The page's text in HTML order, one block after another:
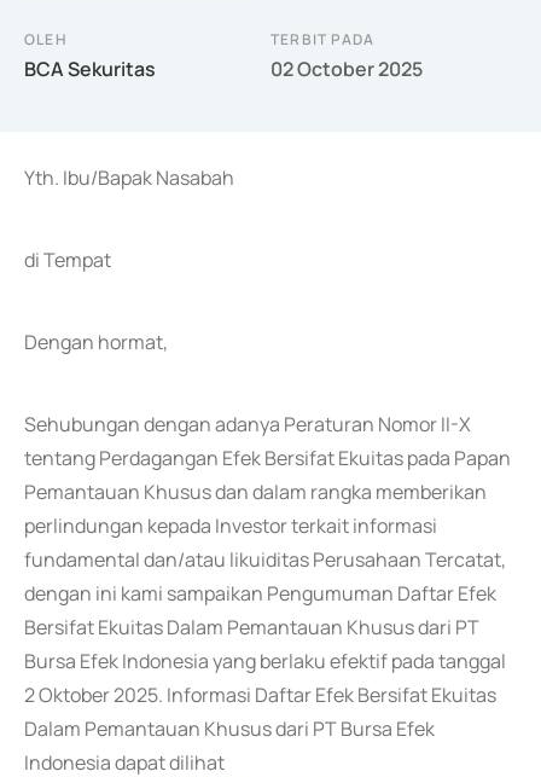
OLEH
BCA Sekuritas
TERBIT PADA
02 October 2025
Yth. Ibu/Bapak Nasabah
di Tempat
Dengan hormat,
Sehubungan dengan adanya Peraturan Nomor II-X
tentang Perdagangan Efek Bersifat Ekuitas pada Papan
Pemantauan Khusus dan dalam rangka memberikan
perlindungan kepada Investor terkait informasi
fundamental dan/atau likuiditas Perusahaan Tercatat,
dengan ini kami sampaikan Pengumuman Daftar Efek
Bersifat Ekuitas Dalam Pemantauan Khusus dari PT
Bursa Efek Indonesia yang berlaku efektif pada tanggal
2 Oktober 2025. Informasi Daftar Efek Bersifat Ekuitas
Dalam Pemantauan Khusus dari PT Bursa Efek
Indonesia dapat dilihat